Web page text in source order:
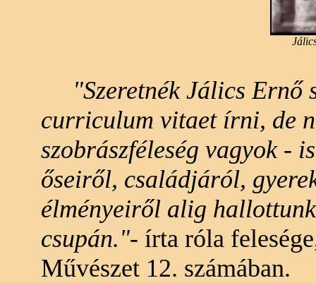
"Szeretnék Jálics Ernő
curriculum vitaet írni, de
szobrászféleség vagyok -
őseiről, családjáról,
élményeiről alig
csupán."- írta róla
Művészet 12. számában.